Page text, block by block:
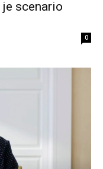
je scenario
0